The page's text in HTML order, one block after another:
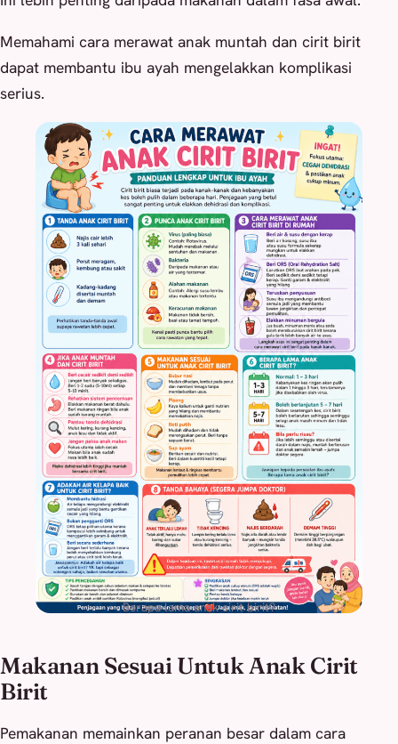
Memahami cara merawat anak muntah dan cirit birit
dapat membantu ibu ayah mengelakkan komplikasi
serius.
Berapa lama anak cirit birit?
Makanan Sesuai Untuk Anak Cirit
Birit
Pemakanan memainkan peranan besar dalam cara